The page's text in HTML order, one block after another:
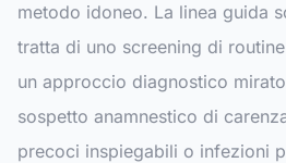
metodo idoneo. La linea guida
tratta di uno screening di
un approccio diagnostico
sospetto anamnestico di
precoci inspiegabili o infezioni